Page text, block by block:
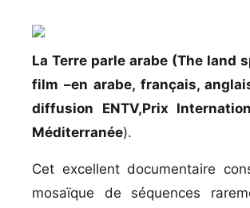
La Terre parle arabe (The land
film –en arabe, français,
diffusion ENTV,Prix
Méditerranée).
Cet excellent documentaire
mosaïque de séquences